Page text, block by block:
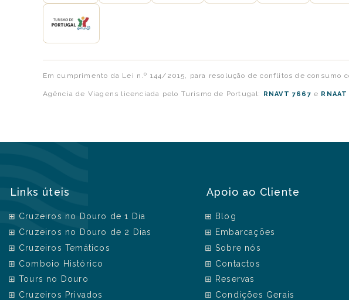
Em cumprimento da Lei n.º 144/2015, para resolução de conflitos de
Agência de Viagens licenciada pelo Turismo de Portugal: RNAVT 7667 e
Links úteis
Cruzeiros no Douro de 1 Dia
Cruzeiros no Douro de 2 Dias
Cruzeiros Temáticos
Comboio Histórico
Tours no Douro
Cruzeiros Privados
Apoio ao Cliente
Blog
Embarcações
Sobre nós
Contactos
Reservas
Condições Gerais